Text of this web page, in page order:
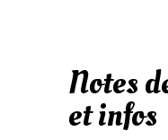
Notes
et infos